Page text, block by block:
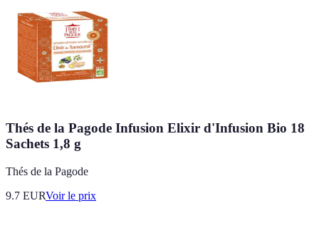
Thés de la Pagode Infusion Elixir d'Infusion Bio 18
Sachets 1,8 g
Thés de la Pagode
9.7 EURVoir le prix